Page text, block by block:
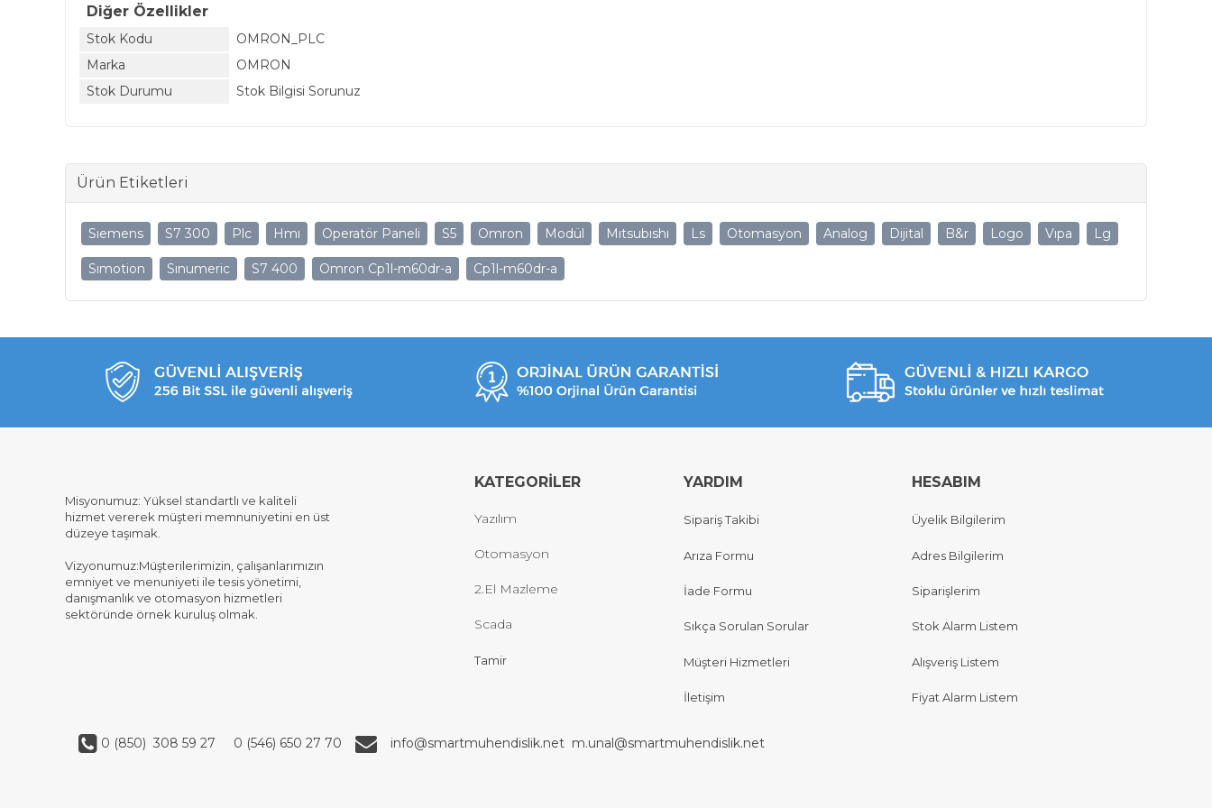
Diğer Özellikler
Stok Kodu
OMRON_PLC
Marka
OMRON
Stok Durumu
Stok Bilgisi Sorunuz
Ürün Etiketleri
Sıemens S7 300 Plc Hmı Operatör Paneli S5 Omron Modül Mıtsubıshı Ls Otomasyon Analog Dijital B&r Logo Vıpa Lg
Sımotion Sınumeric S7 400 Omron Cp1l-m60dr-a Cp1l-m60dr-a
Misyonumuz: Yüksel standartlı ve kaliteli
hizmet vererek müşteri memnuniyetini en üst
düzeye taşımak.
Vizyonumuz:Müşterilerimizin, çalışanlarımızın
emniyet ve menuniyeti ile tesis yönetimi,
danışmanlık ve otomasyon hizmetleri
sektöründe örnek kuruluş olmak.
KATEGORİLER
Yazılım
Otomasyon
2.El Mazleme
Scada
Tamir
YARDIM
Sipariş Takibi
Arıza Formu
İade Formu
Sıkça Sorulan Sorular
Müşteri Hizmetleri
İletişim
HESABIM
Üyelik Bilgilerim
Adres Bilgilerim
Siparişlerim
Stok Alarm Listem
Alışveriş Listem
Fiyat Alarm Listem
0 (850) 308 59 27 0 (546) 650 27 70 info@smartmuhendislik.net m.unal@smartmuhendislik.net